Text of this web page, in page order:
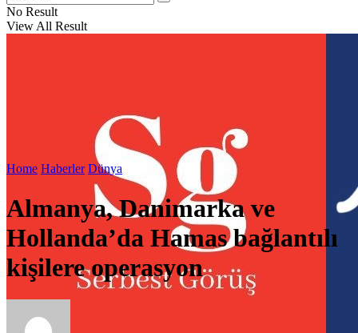
No Result
View All Result
Home Haberler Dünya
Almanya, Danimarka ve
Hollanda’da Hamas bağlantılı
kişilere operasyon